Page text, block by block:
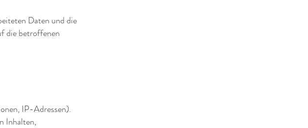
Daten und die
die betroffenen
IP-Adressen).
Inhalten,